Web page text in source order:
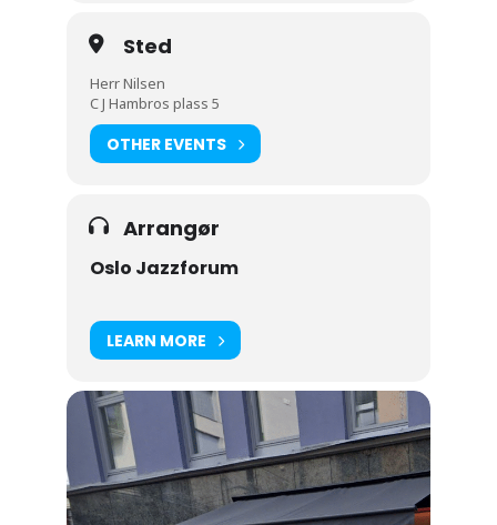
Sted
Herr Nilsen
C J Hambros plass 5
OTHER EVENTS
Arrangør
Oslo Jazzforum
LEARN MORE